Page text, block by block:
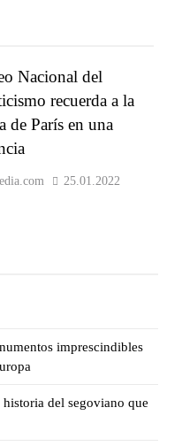
imprescindibles
del segoviano que
Nacional del
recuerda a la
de París en una
25.01.2022